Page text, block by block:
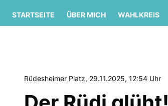
STARTSEITE ÜBER MICH WAHLKREIS
Rüdesheimer Platz, 29.11.2025, 12:54 Uhr